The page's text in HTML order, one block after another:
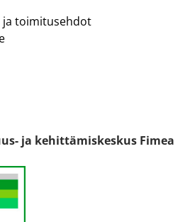
ja toimitusehdot
ja kehittämiskeskus Fimea